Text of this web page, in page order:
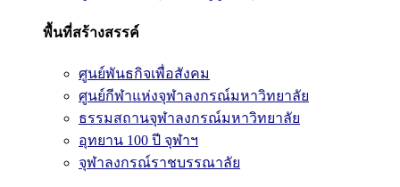
พื้นที่สร้างสรรค์
ศูนย์พันธกิจเพื่อสังคม
ศูนย์กีฬาแห่งจุฬาลงกรณ์มหาวิทยาลัย
ธรรมสถานจุฬาลงกรณ์มหาวิทยาลัย
อุทยาน 100 ปี จุฬาฯ
จุฬาลงกรณ์ราชบรรณาลัย